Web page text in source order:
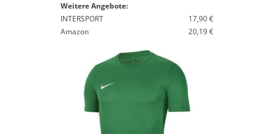
Weitere Angebote:
INTERSPORT
17,90 €
Amazon
20,19 €